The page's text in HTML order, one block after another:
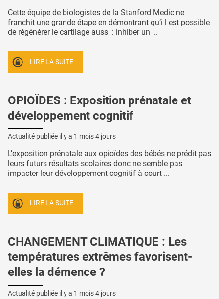
Cette équipe de biologistes de la Stanford Medicine
franchit une grande étape en démontrant qu’i l est possible
de régénérer le cartilage aussi : inhiber un ...
LIRE LA SUITE
OPIOÏDES : Exposition prénatale et
développement cognitif
Actualité publiée il y a 1 mois 4 jours
L’exposition prénatale aux opioïdes des bébés ne prédit pas
leurs futurs résultats scolaires donc ne semble pas
impacter leur développement cognitif à court ...
LIRE LA SUITE
CHANGEMENT CLIMATIQUE : Les
températures extrêmes favorisent-
elles la démence ?
Actualité publiée il y a 1 mois 4 jours